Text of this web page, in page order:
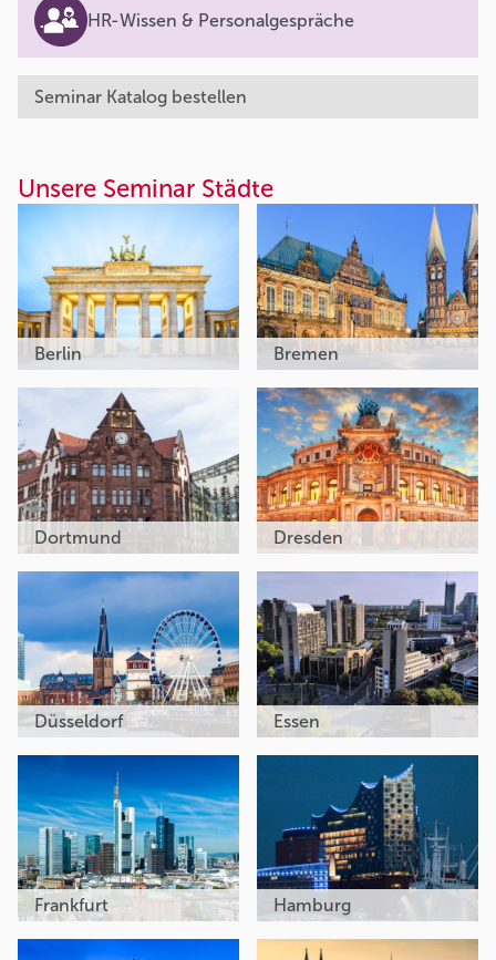
HR-Wissen & Personalgespräche
Seminar Katalog bestellen
Unsere Seminar Städte
Berlin Bremen
Dortmund Dresden
Düsseldorf Essen
Frankfurt Hamburg